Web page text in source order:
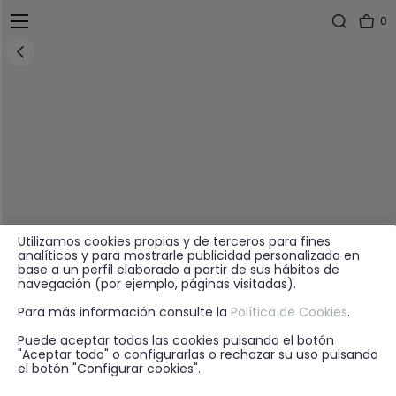
0
Utilizamos cookies propias y de terceros para fines
analíticos y para mostrarle publicidad personalizada en
base a un perfil elaborado a partir de sus hábitos de
navegación (por ejemplo, páginas visitadas).
Para más información consulte la Política de Cookies.
Puede aceptar todas las cookies pulsando el botón
"Aceptar todo" o configurarlas o rechazar su uso pulsando
el botón "Configurar cookies".